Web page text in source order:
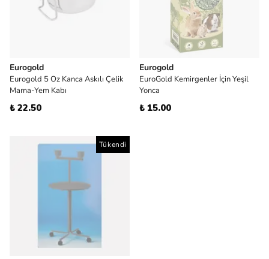
Eurogold
Eurogold 5 Oz Kanca Askılı Çelik
Mama-Yem Kabı
₺ 22.50
Eurogold
EuroGold Kemirgenler İçin Yeşil
Yonca
₺ 15.00
Tükendi